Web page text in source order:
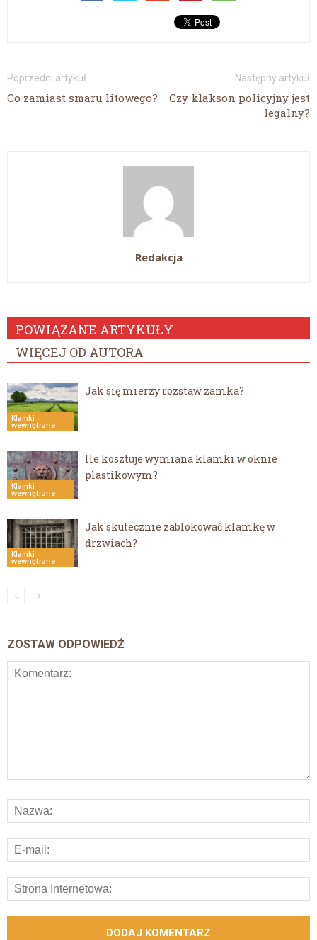
Poprzedni artykuł
Co zamiast smaru litowego?
Następny artykuł
Czy klakson policyjny jest
legalny?
Redakcja
POWIĄZANE ARTYKUŁY
WIĘCEJ OD AUTORA
Klamki
wewnętrzne
Jak się mierzy rozstaw zamka?
Klamki
wewnętrzne
Ile kosztuje wymiana klamki w oknie
plastikowym?
Klamki
wewnętrzne
Jak skutecznie zablokować klamkę w
drzwiach?
ZOSTAW ODPOWIEDŹ